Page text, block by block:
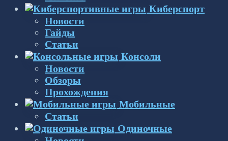
Киберспорт
Новости
Гайды
Статьи
Консоли
Новости
Обзоры
Прохождения
Мобильные
Статьи
Одиночные